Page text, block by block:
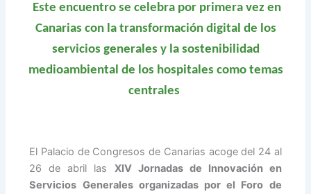
Este encuentro se celebra por primera vez en
Canarias con la transformación digital de los
servicios generales y la sostenibilidad
medioambiental de los hospitales como temas
centrales
El Palacio de Congresos de Canarias acoge del 24 al
26 de abril las XIV Jornadas de Innovación en
Servicios Generales organizadas por el Foro de